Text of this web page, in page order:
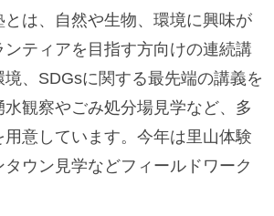
は、自然や生物、環境に興味が
ンティアを目指す方向けの連続講
、SDGsに関する最先端の講義を
観察やごみ処分場見学など、多
意しています。今年は里山体験
ウン見学などフィールドワーク